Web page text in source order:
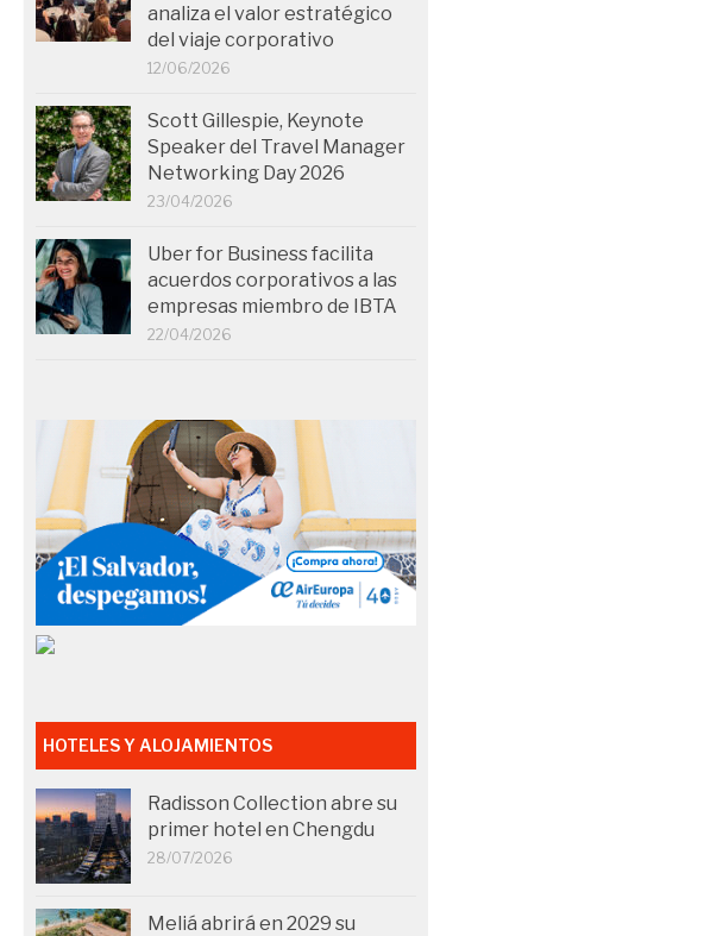
analiza el valor estratégico
del viaje corporativo
12/06/2026
Scott Gillespie, Keynote
Speaker del Travel Manager
Networking Day 2026
23/04/2026
Uber for Business facilita
acuerdos corporativos a las
empresas miembro de IBTA
22/04/2026
HOTELES Y ALOJAMIENTOS
Radisson Collection abre su
primer hotel en Chengdu
28/07/2026
Meliá abrirá en 2029 su